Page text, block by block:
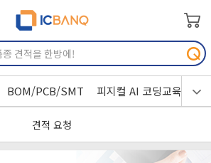
BOM/PCB/SMT 피지컬 AI 코딩교육
견적 요청